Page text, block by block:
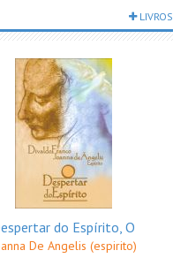
LIVROS
do Espírito, O
De Angelis (espirito)